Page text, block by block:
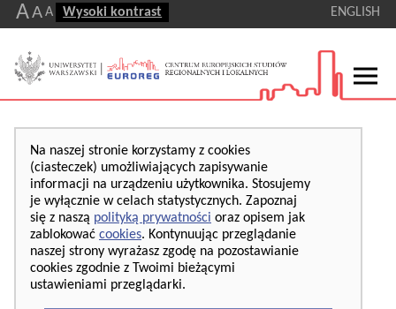
AA A Wysoki kontrast ENGLISH
Na naszej stronie korzystamy z cookies
(ciasteczek) umożliwiających zapisywanie
informacji na urządzeniu użytkownika. Stosujemy
je wyłącznie w celach statystycznych. Zapoznaj
się z naszą polityką prywatności oraz opisem jak
zablokować cookies. Kontynuując przeglądanie
naszej strony wyrażasz zgodę na pozostawianie
cookies zgodnie z Twoimi bieżącymi
ustawieniami przeglądarki.